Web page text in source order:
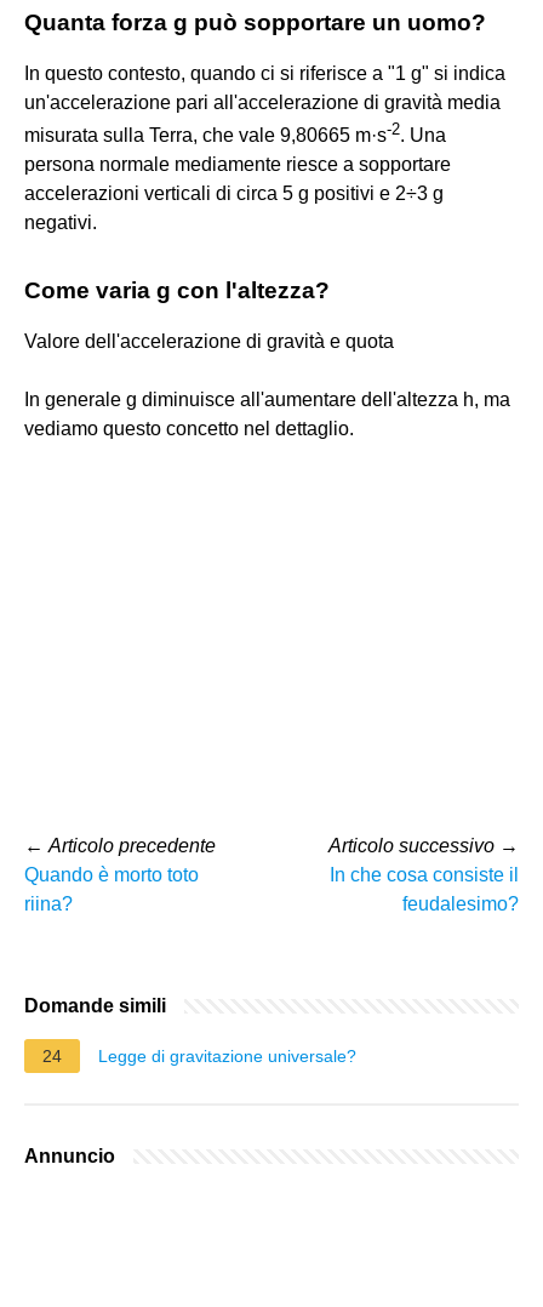
Quanta forza g può sopportare un uomo?
In questo contesto, quando ci si riferisce a "1 g" si indica
un'accelerazione pari all'accelerazione di gravità media
misurata sulla Terra, che vale 9,80665 m·s-2. Una
persona normale mediamente riesce a sopportare
accelerazioni verticali di circa 5 g positivi e 2÷3 g
negativi.
Come varia g con l'altezza?
Valore dell'accelerazione di gravità e quota
In generale g diminuisce all'aumentare dell'altezza h, ma
vediamo questo concetto nel dettaglio.
← Articolo precedente
Quando è morto toto
riina?
Articolo successivo →
In che cosa consiste il
feudalesimo?
Domande simili
24 Legge di gravitazione universale?
Annuncio